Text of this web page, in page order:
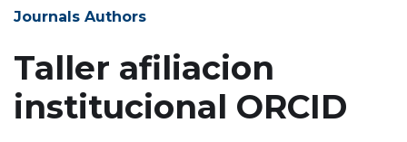
Journals Authors
Taller afiliacion
institucional ORCID